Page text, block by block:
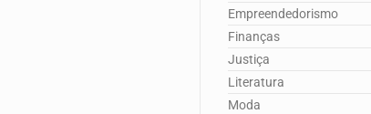
Empreendedorismo
Finanças
Justiça
Literatura
Moda